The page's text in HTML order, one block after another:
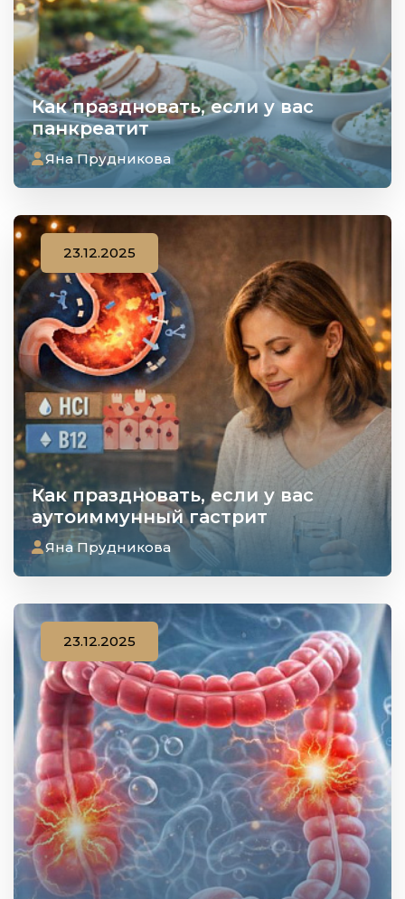
Как праздновать, если у вас
панкреатит
Яна Прудникова
Как праздновать, если у вас
аутоиммунный гастрит
23.12.2025
Яна Прудникова
23.12.2025